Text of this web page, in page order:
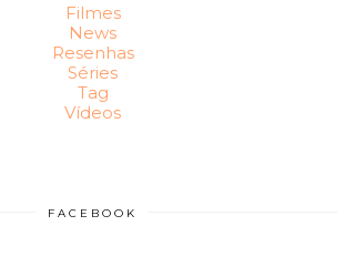
Filmes
News
Resenhas
Séries
Tag
Vídeos
FACEBOOK